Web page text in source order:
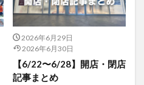
2026年6月29日
2026年6月30日
【6/22〜6/28】開店・閉店
記事まとめ